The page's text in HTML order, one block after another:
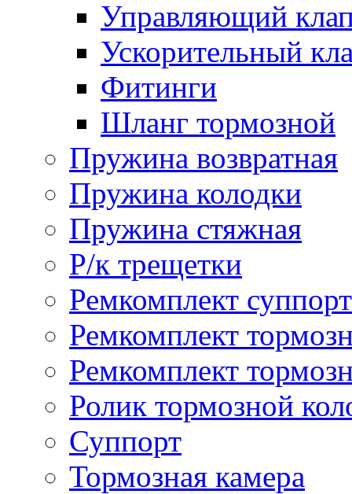
Управляющий
Ускорительный
Фитинги
Шланг тормозной
Пружина возвратная
Пружина колодки
Пружина стяжная
Р/к трещетки
Ремкомплект
Ремкомплект
Ремкомплект
Ролик тормозной
Суппорт
Тормозная камера